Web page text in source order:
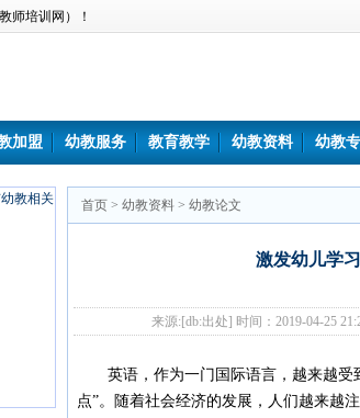
师培训网）！
加盟 幼教服务 教育教学 幼教资料 幼教
首页 > 幼教资料 > 幼教论文
激发幼儿学
来源:[db:出处] 时间：2019-04-25
英语，作为一门国际语言，越来越受
点”。随着社会经济的发展，人们越来越